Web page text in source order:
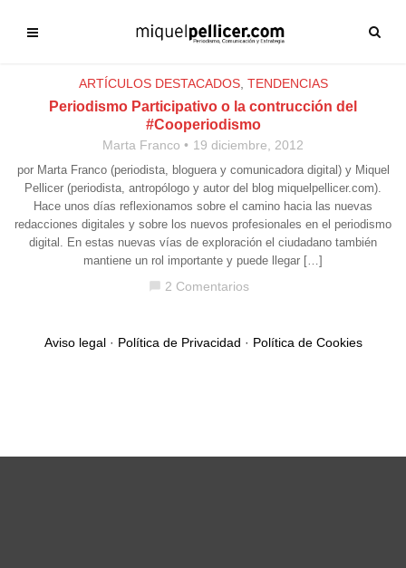
ARTÍCULOS DESTACADOS, TENDENCIAS
Periodismo Participativo o la contrucción del
#Cooperiodismo
Marta Franco 19 diciembre, 2012
por Marta Franco (periodista, bloguera y comunicadora digital) y Miquel
Pellicer (periodista, antropólogo y autor del blog miquelpellicer.com).
Hace unos días reflexionamos sobre el camino hacia las nuevas
redacciones digitales y sobre los nuevos profesionales en el periodismo
digital. En estas nuevas vías de exploración el ciudadano también
mantiene un rol importante y puede llegar […]
chat_bubble 2 Comentarios
Aviso legal· Política de Privacidad · Política de Cookies